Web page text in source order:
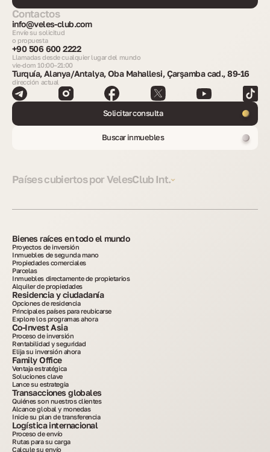
Contactos
info@veles-club.com
Envíe su solicitud
o propuesta
+90 506 600 2222
Llamadas desde cualquier lugar del mundo
vie-dom 10:00–21:00
Turquía, Alanya/Antalya, Oba Mahallesi, Çarşamba cad., 89-16
dirección actual
Solicitar consulta
Buscar inmuebles
Países cubiertos por VelesClub Int.
Bienes raíces en todo el mundo
Proyectos de inversión
Inmuebles de segunda mano
Propiedades comerciales
Parcelas
Inmuebles directamente de propietarios
Alquiler de propiedades
Residencia y ciudadanía
Opciones de residencia
Principales países para reubicarse
Explore los programas ahora
Co-Invest Asia
Proceso de inversión
Rentabilidad y seguridad
Elija su inversión ahora
Family Office
Ventaja estratégica
Soluciones clave
Lance su estrategia
Transacciones globales
Quiénes son nuestros clientes
Alcance global y monedas
Inicie su plan de transferencia
Logística internacional
Proceso de envío
Rutas para su carga
Calcule su envío